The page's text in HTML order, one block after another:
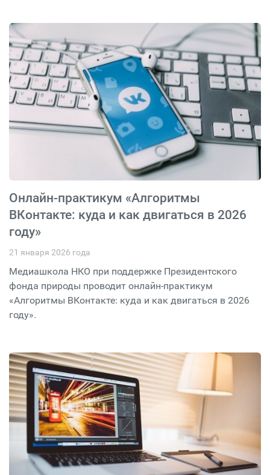
Онлайн-практикум «Алгоритмы
ВКонтакте: куда и как двигаться в 2026
году»
21 января 2026 года
Медиашкола НКО при поддержке Президентского
фонда природы проводит онлайн-практикум
«Алгоритмы ВКонтакте: куда и как двигаться в 2026
году».